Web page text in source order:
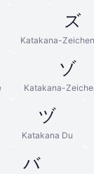
ズ
Katakana-
ゾ
Katakana-
ヅ
Katakana Du
バ